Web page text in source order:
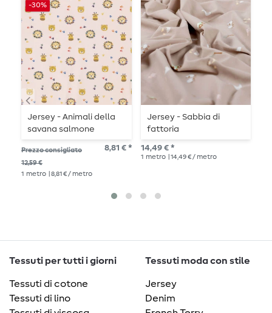
-30%
Jersey - Animali della
savana salmone
Prezzo consigliato
12,59 €
8,81 € *
1 metro | 8,81 € / metro
Jersey - Sabbia di
fattoria
14,49 € *
1 metro | 14,49 € / metro
Tessuti per tutti i giorni
Tessuti di cotone
Tessuti di lino
Tessuti moda con stile
Jersey
Denim